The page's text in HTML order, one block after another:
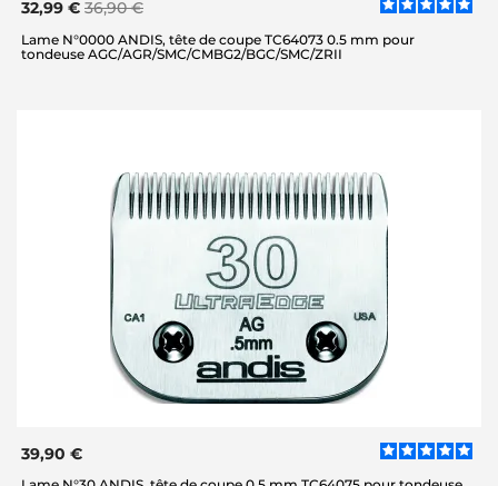
32,99 € 36,90 €
Lame N°0000 ANDIS, tête de coupe TC64073 0.5 mm pour
tondeuse AGC/AGR/SMC/CMBG2/BGC/SMC/ZRII
39,90 €